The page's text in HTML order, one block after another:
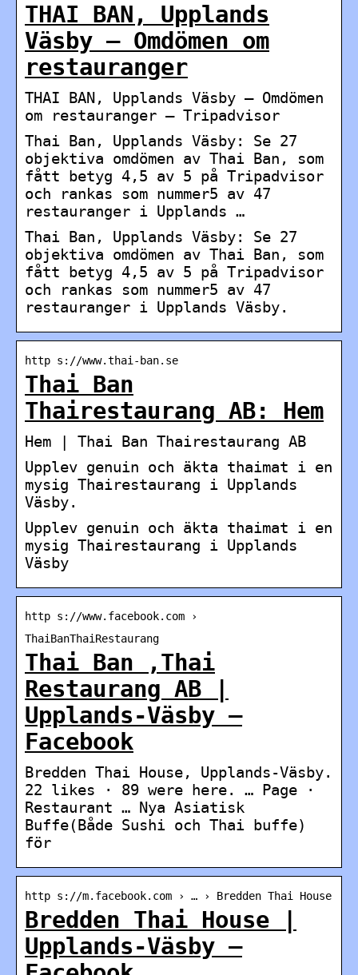
THAI BAN, Upplands
Väsby – Omdömen om
restauranger
THAI BAN, Upplands Väsby – Omdömen
om restauranger – Tripadvisor
Thai Ban, Upplands Väsby: Se 27
objektiva omdömen av Thai Ban, som
fått betyg 4,5 av 5 på Tripadvisor
och rankas som nummer5 av 47
restauranger i Upplands …
Thai Ban, Upplands Väsby: Se 27
objektiva omdömen av Thai Ban, som
fått betyg 4,5 av 5 på Tripadvisor
och rankas som nummer5 av 47
restauranger i Upplands Väsby.
http s://www.thai-ban.se
Thai Ban
Thairestaurang AB: Hem
Hem | Thai Ban Thairestaurang AB
Upplev genuin och äkta thaimat i en
mysig Thairestaurang i Upplands
Väsby.
Upplev genuin och äkta thaimat i en
mysig Thairestaurang i Upplands
Väsby
http s://www.facebook.com ›
ThaiBanThaiRestaurang
Thai Ban ,Thai
Restaurang AB |
Upplands-Väsby –
Facebook
Bredden Thai House, Upplands-Väsby.
22 likes · 89 were here. … Page ·
Restaurant … Nya Asiatisk
Buffe(Både Sushi och Thai buffe)
för
http s://m.facebook.com › … › Bredden Thai House
Bredden Thai House |
Upplands-Väsby –